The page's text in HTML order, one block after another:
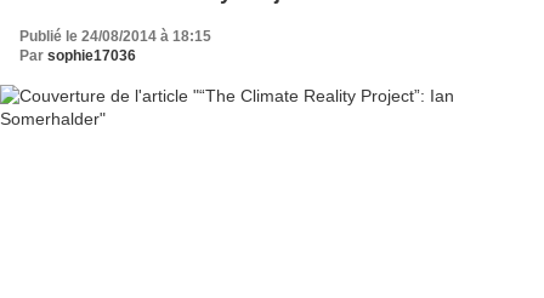
Publié le 24/08/2014 à 18:15
Par sophie17036